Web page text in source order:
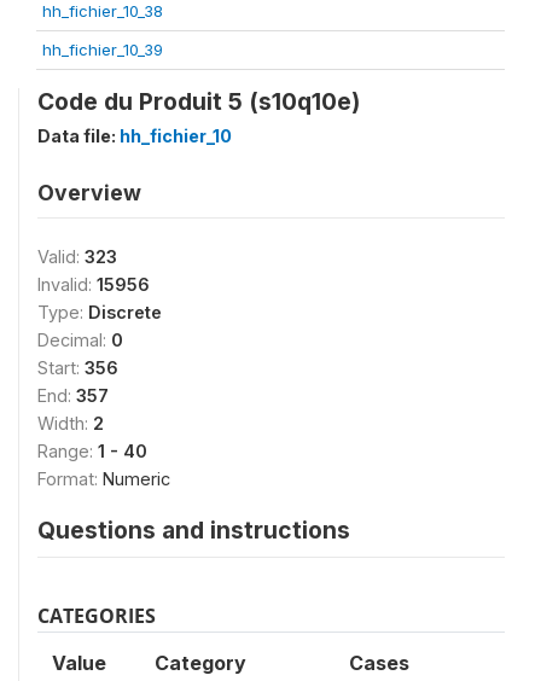
hh_fichier_10_38
hh_fichier_10_39
Code du Produit 5 (s10q10e)
Data file: hh_fichier_10
Overview
Valid: 323
Invalid: 15956
Type: Discrete
Decimal: 0
Start: 356
End: 357
Width: 2
Range: 1 - 40
Format: Numeric
Questions and instructions
CATEGORIES
Value Category Cases